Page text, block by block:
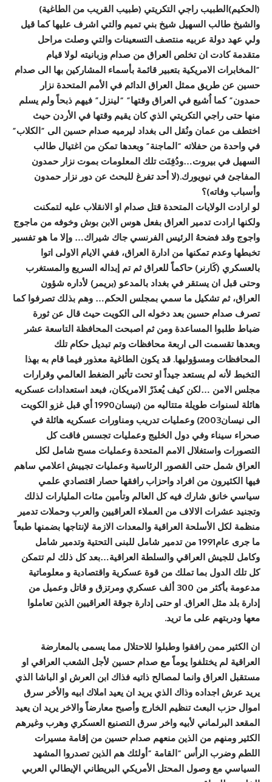
(الحكيم)الطبيب راجي التكريتي (طبيب القريب من الطاغية)
والشيخ طالب السهيل شيخ بني تميم والتي اشرف عليها كما قيل
ولي عهد دولة عربيه منتصف التسعينات والتي وصلت مراحل
متقدمة كادت ان تخلص العراق من صدام وزبانيته لولا قيام
”المخابرات الامريكية بتعبير قائمة بأسماء المشاركين بها الى صدام
حسين عن طريق ممثل العراق الدائم في الأمم المتحدة نزار
حمدون” كما اُشيع في العراق وقتها” “لينزل” فيهم ذبحاً ولم يسلم
منها حتى راجي التكريتي الذي كان يقيم وقتها في الأردن حيث
اختطف من عمان ونُقل الى بغداد ليرميه صدام حسين الى ”الكلاب”
في واحدة من حفلاته “الماجنة” وبعدها تمكن من اغتيال طالب
السهيل في بيروت…ودُفِنَت تلك المعلومات بموت نزار حمدون
المفاجئ في نيويورك.(لا أحد تفرغ للبحث عن دور نزار حمدون
وأسباب وفاته)؟
لو ارادت الولايات المتحدة قتل صدام او الانقلاب عليه لتمكنت
ولكنها ارادت تدمير العراق بفعل هوس الابن بوش وخوفه من ماجوج
واجوج وقد فضحهُ الرئيس الفرنسي جاك شيراك… وإلا ما هو تفسير
تخبطها وعدم تمكنها من ادارة العراق، ففي الايام الاولى اتوا
بالعسكري (كَارنر) حاكماً للعراق ثم تم إبداله السريع والمستغرب
وحتى قبل ان يستقر في بغداد بالمدعو (بريمر) لأداره شؤون
العراق، ثم تشكيل ما سمي بمجلس الحكم… وهم بذلك تصرفوا كما
تصرف صدام حسين بعد دخوله الى الكويت حيث قال عن ثورة
ضباط طلبوا المساعدة ومن ثم اصبحت المحافظة التاسعة عشر
وبعدها تقسمت الى اربعة محافظات وتم تبديل حكام تلك
المحافظات ومسؤوليها. قد يكون الطاغية معذور فيما قام به بهذا
التخبط لأنه لم يستعد جيداً او تحت تأثير الضغط العالمي وقرارات
مجلس الامن …لكن كيف يُعذَرْ الامريكان، فبعد استعدادات عسكريه
هائلة لسنوات طويلة متتاليه من (نيسان1990 أي قبل غزو الكويت
الى نيسان2003) وعمليات تدريب ومناورات عسكريه هائلة في
صحراء سيناء وفي دول الخليج وعمليات تجسس فاقت كل
التصورات واستغلال الامم المتحدة وعمليات مسح شامل لكل
العراق شمل حتى القصور الرئاسية وعمليات تجييش اعلامي ساهم
فيها الكثيرون من افراد واحزاب رافقها حصار اقتصادي علمي
سياسي خانق شارك فيه كل العالم وتأمين مئات المليارات لذلك
وتجنيد عشرات الالاف من العملاء العراقيين والعرب وحملات تدمير
منظمة لكل الأسلحة العراقية والمعدات الازمة لإنتاجها بضمنها طبعاً
ما جرى عام1991 من تدمير شامل للبنى التحتية وتدمير شامل
وكامل للجيش العراقي والسلطة العراقية…بعد كل ذلك لم تتمكن
كل تلك الدول بما تملك من قوة عسكرية واقتصادية و معلوماتية
مدعومة بأكثر من 300 ألف عسكري ومرتزق و قاتل وعميل من
إدارة بلد مثل العراق. او حتى إدارة جوقة العراقيين الذين تعاملوا
معها ودربتهم على ما تريد.
ان الكثير ممن رافقوا وطبلوا للاحتلال مما يسمى بالمعارضة
العراقية لم يختلفوا يوماً مع صدام حسين لأجل الشعب العراقي او
مستقبل العراق وانما لمصالح ذاتيه فذاك ابن العرش او الباشا الذي
يريد عرش اجداده وذاك الذي يريد ان يعيد املاك ابيه والأخر سرق
اموال حزب البعث تنظيم الخارج وأصبح معارضاً والاخر يريد ان يعيد
المقعد البرلماني لأبيه واخر سرق التصنيع العسكري وهرب وغيرهم
الكثير ومنهم من الذين منعهم صدام حسين من إقامة مسيرات
اللطم وضرب الرأس “القامة “أولئك هم الذين تصدروا المشهد
السياسي مع وصول المحتل الأمريكي البريطاني الإيطالي العربي